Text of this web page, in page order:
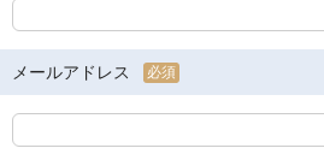
メールアドレス 必須